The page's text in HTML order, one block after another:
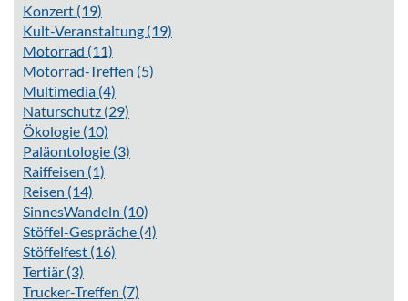
Konzert (19)
Kult-Veranstaltung (19)
Motorrad (11)
Motorrad-Treffen (5)
Multimedia (4)
Naturschutz (29)
Ökologie (10)
Paläontologie (3)
Raiffeisen (1)
Reisen (14)
SinnesWandeln (10)
Stöffel-Gespräche (4)
Stöffelfest (16)
Tertiär (3)
Trucker-Treffen (7)